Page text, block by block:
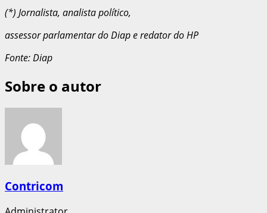
(*) Jornalista, analista político,
assessor parlamentar do Diap e redator do HP
Fonte: Diap
Sobre o autor
Contricom